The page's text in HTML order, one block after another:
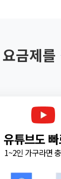
금제를
유튜브도
1~2인 가구라면